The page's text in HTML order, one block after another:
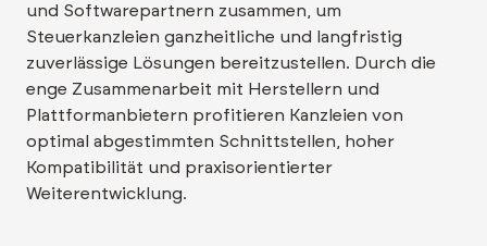
und Softwarepartnern zusammen, um
Steuerkanzleien ganzheitliche und langfristig
zuverlässige Lösungen bereitzustellen. Durch die
enge Zusammenarbeit mit Herstellern und
Plattformanbietern profitieren Kanzleien von
optimal abgestimmten Schnittstellen, hoher
Kompatibilität und praxisorientierter
Weiterentwicklung.